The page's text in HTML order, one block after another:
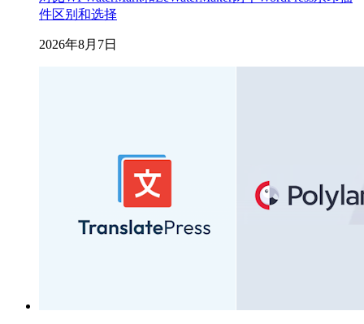
件区别和选择
2026年8月7日